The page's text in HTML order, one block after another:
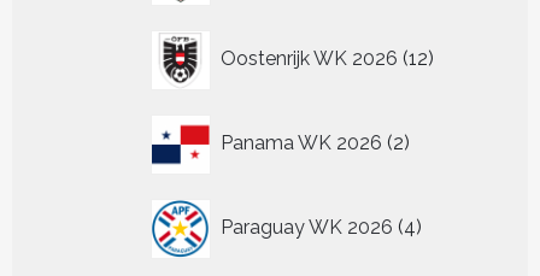
Oostenrijk WK 2026 12
producten
Panama WK 2026 2
producten
Paraguay WK 2026 4
producten